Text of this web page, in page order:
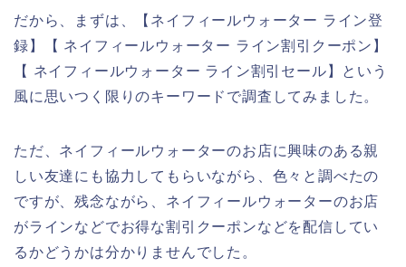
だから、まずは、【ネイフィールウォーター ライン登
録】【 ネイフィールウォーター ライン割引クーポン】
【 ネイフィールウォーター ライン割引セール】という
風に思いつく限りのキーワードで調査してみました。
ただ、ネイフィールウォーターのお店に興味のある親
しい友達にも協力してもらいながら、色々と調べたの
ですが、残念ながら、ネイフィールウォーターのお店
がラインなどでお得な割引クーポンなどを配信してい
るかどうかは分かりませんでした。